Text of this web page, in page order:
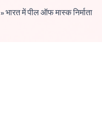
»भारत में पील ऑफ मास्क निर्माता